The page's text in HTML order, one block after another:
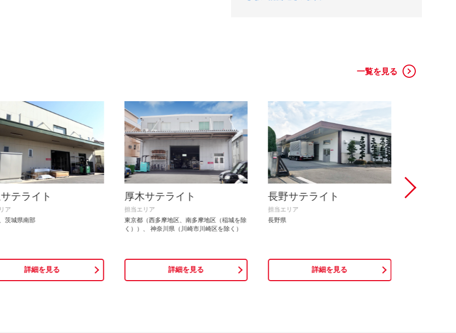
一覧を見る
テライト
ア
茨城県南部
詳細を見る
厚木サテライト
担当エリア
東京都（西多摩地区、南多摩地区（稲城を除
く））、 神奈川県（川崎市川崎区を除く）
詳細を見る
長野サテライト
担当エリア
長野県
詳細を見る